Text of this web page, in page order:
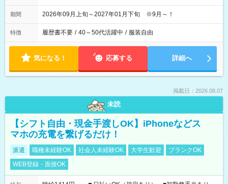
期間 2026年09月上旬～2027年01月下旬 ※9月～！
特徴 履歴書不要 / 40～50代活躍中 / 服装自由
気になる！ 応募する 詳細へ
掲載日：2026.08.07
未読
【シフト自由・現金手渡しOK】iPhoneなどス
マホの充電を繋げるだけ！
派遣 職種未経験OK 社会人未経験OK 大学生歓迎
ブランクOK
WEB登録・面接OK